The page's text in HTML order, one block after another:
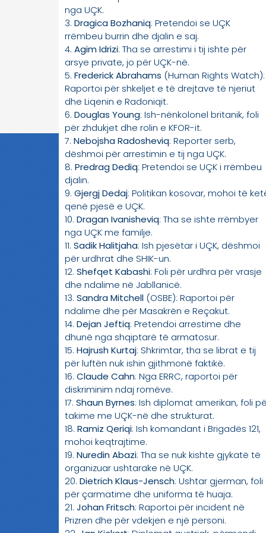
nga UÇK.
3. Dragica Bozhaniq: Pretendoi se UÇK
rrëmbeu burrin dhe djalin e saj.
4. Agim Idrizi: Tha se arrestimi i tij ishte për
arsye private, jo për UÇK-në.
5. Frederick Abrahams (Human Rights Watch):
Raportoi për shkeljet e të drejtave të njeriut
dhe Liqenin e Radoniqit.
6. Douglas Young: Ish-nënkolonel britanik, foli
për zhdukjet dhe rolin e KFOR-it.
7. Nebojsha Radosheviq: Reporter serb,
dëshmoi për arrestimin e tij nga UÇK.
8. Predrag Dediq: Pretendoi se UÇK i rrëmbeu
djalin.
9. Gjergj Dedaj: Politikan kosovar, mohoi të
qenë pjesë e UÇK.
10. Dragan Ivanisheviq: Tha se ishte rrëmbyer
nga UÇK me familje.
11. Sadik Halitjaha: Ish pjesëtar i UÇK, dëshmoi
për urdhrat dhe SHIK-un.
12. Shefqet Kabashi: Foli për urdhra për vrasje
dhe ndalime në Jabllanicë.
13. Sandra Mitchell (OSBE): Raportoi për
ndalime dhe për Masakrën e Reçakut.
14. Dejan Jeftiq: Pretendoi arrestime dhe
dhunë nga shqiptarë të armatosur.
15. Hajrush Kurtaj: Shkrimtar, tha se librat e tij
për luftën nuk ishin gjithmonë faktikë.
16. Claude Cahn: Nga ERRC, raportoi për
diskriminim ndaj romëve.
17. Shaun Byrnes: Ish diplomat amerikan, foli
takime me UÇK-në dhe strukturat.
18. Ramiz Qeriqi: Ish komandant i Brigadës 121,
mohoi keqtrajtime.
19. Nuredin Abazi: Tha se nuk kishte gjykatë të
organizuar ushtarake në UÇK.
20. Dietrich Klaus-Jensch: Ushtar gjerman, foli
për çarmatime dhe uniforma të huaja.
21. Johan Fritsch: Raportoi për incident në
Prizren dhe për vdekjen e një personi.